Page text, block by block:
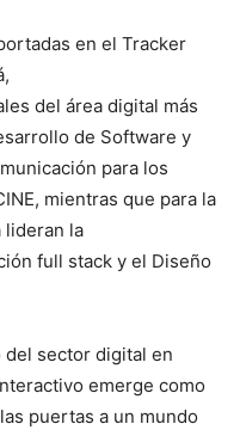
en el Tracker
del área digital más
de Software y
para los
mientras que para la
lideran la
full stack y el Diseño
sector digital en
emerge como
puertas a un mundo